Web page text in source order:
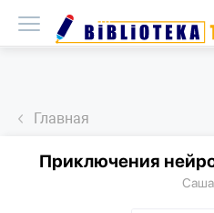
Главная
Приключения
Саша